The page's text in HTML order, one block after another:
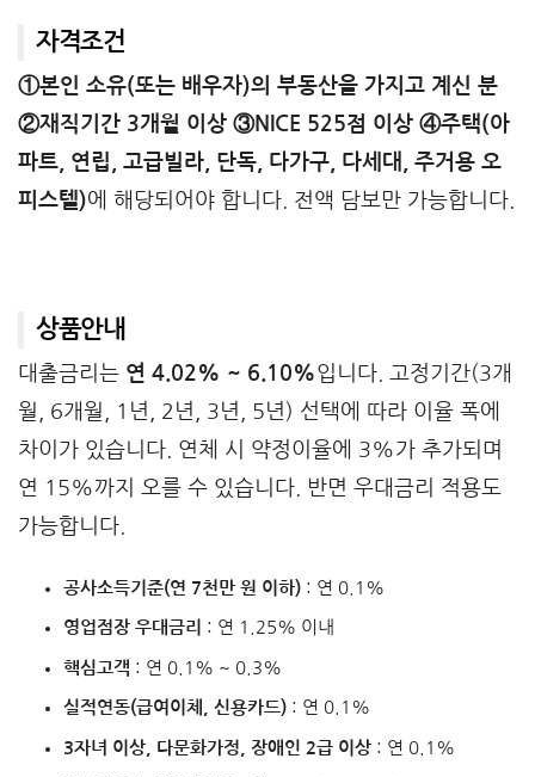
자격조건
①본인 소유(또는 배우자)의 부동산을 가지고 계신 분
②재직기간 3개월 이상 ③NICE 525점 이상 ④주택(아
파트, 연립, 고급빌라, 단독, 다가구, 다세대, 주거용 오
피스텔)에 해당되어야 합니다. 전액 담보만 가능합니다.
상품안내
대출금리는 연 4.02% ~ 6.10%입니다. 고정기간(3개
월, 6개월, 1년, 2년, 3년, 5년) 선택에 따라 이율 폭에
차이가 있습니다. 연체 시 약정이율에 3%가 추가되며
연 15%까지 오를 수 있습니다. 반면 우대금리 적용도
가능합니다.
공사소득기준(연 7천만 원 이하): 연 0.1%
영업점장 우대금리 : 연 1.25% 이내
핵심고객 : 연 0.1% ~ 0.3%
실적연동(급여이체, 신용카드): 연 0.1%
3자녀 이상, 다문화가정, 장애인 2급 이상: 연 0.1%